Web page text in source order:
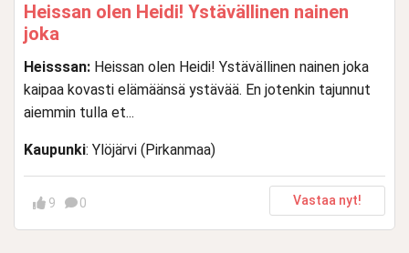
Heissan olen Heidi! Ystävällinen nainen
joka
Heisssan: Heissan olen Heidi! Ystävällinen nainen joka
kaipaa kovasti elämäänsä ystävää. En jotenkin tajunnut
aiemmin tulla et...
Kaupunki: Ylöjärvi (Pirkanmaa)
9 0 Vastaa nyt!